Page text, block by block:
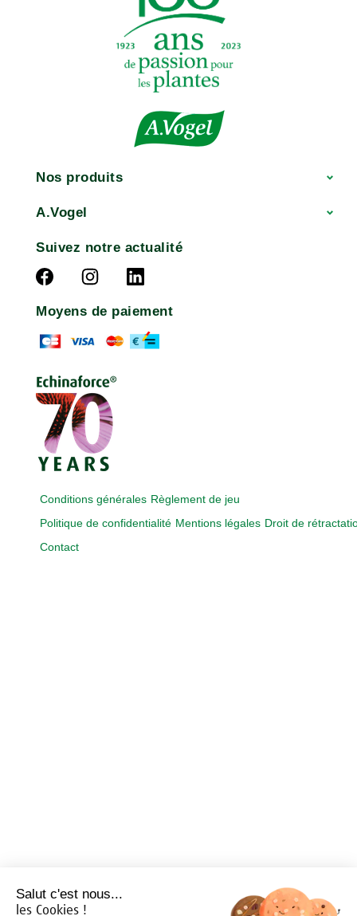
Nos produits
A.Vogel
Suivez notre actualité
Moyens de paiement
Conditions générales Règlement de jeu
Politique de confidentialité Mentions légales Droit de
Contact
Salut c'est nous...
les Cookies !